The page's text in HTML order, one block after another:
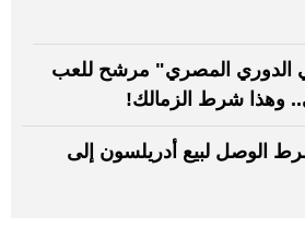
المصري" مرشح للعب
وهذا شرط الزمالك!
شرط الوصل لبيع أدريلسون إلى